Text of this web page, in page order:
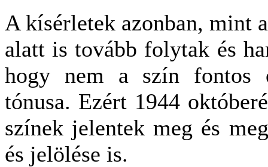
A kísérletek azonban, mint
alatt is tovább folytak és
hogy nem a szín fontos
tónusa. Ezért 1944
színek jelentek meg és
és jelölése is.